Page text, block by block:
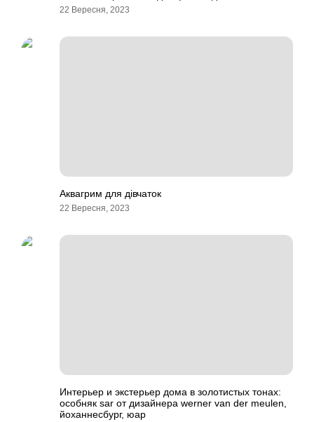
22 Вересня, 2023
Аквагрим для дівчаток
22 Вересня, 2023
Интерьер и экстерьер дома в золотистых тонах:
особняк sar от дизайнера werner van der meulen,
йоханнесбург, юар